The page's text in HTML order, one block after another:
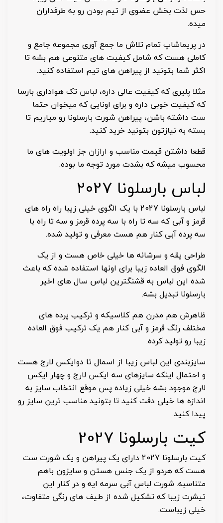
حس لذت بخش عضوی از تیم بودن رو به طرفداران
میده.
در پریماشاپ تمام تلاش ما جمع آوری مجموعه جامع و
کاملی هست که شامل کیفیت های متنوعی هم بشه تا
اکثر شما بتونید از پیراهن های تیم استفاده کنید.
مثلا پلیری که کیفیت عالی داره، لباس تک هواداری بارسا
که کیفیت خوبی داره و برای اونایی که میخوان حتما
ست داشته باشن، پیراهن شورت بارسلونا رو میاریم تا
بسته به نیازتون بتونید خرید کنید.
قطعا داشتن قیمت مناسب و ارازان جز اولویت های ما
محسوب میشه که بشدت مورد توجه ما بوده.
لباس بارسلونا 2027
لباس بارسلونا 2027 با یک الگوی خیلی زیبا راه راه های
قرمز و آبی که سه تا راه با سه پرده قرمز و سه تا راه با
سه پرده آبی کنار هم هست معرفی و تولید شده.
طراحی یقه و سرشانه ها خیلی خاص هست و از یک
الگوی فوق العاده زیبا برای اونها استفاده شده که باعث
شده این لباس به قشنگترین لباس سال های اخیر
بارسلونا تبدیل بشه.
ظاهرش هم مدرن هم کلاسیکه و ترکیب پرده های
مختلف رنگ قرمز و آبی کنار هم یک ترکیب فوق العاده
زیبا رو تولید کرده.
سایزبندی این لباس زیبا از اسمال تا دوایکس لارج هست
و احتمال اینکه سایزهای سه ایکس لارج و چهار ایکس
لارج موجود بشه خیلی زیاده پس موقع انتخاب سایز به
اندازه ها خیلی دقت کنید تا بتونید مناسب ترین سایز رو
پیدا کنید.
کیت بارسلونا 2027
کیت بارسلونا 2027 دارای یک پیراهن و یک شورت ست
هست که هردو از یک جنس هستن و سایزون باهم
متناسبه. شورت لباس آبی سرمه ایه و در کنار این
تیشرت زیبا که تشکیل شده از طیف های رنگی متفاوت،
خیلی زیباست.